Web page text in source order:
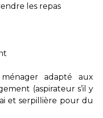
les repas
adapté aux
(aspirateur s’il y
et serpillière pour du